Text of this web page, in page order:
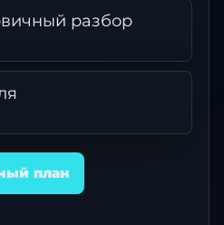
разбор
план